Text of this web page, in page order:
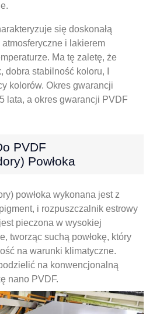
się doskonałą
i lakierem
Ma tę zaletę, że
dobra stabilność koloru, I
kolorów. Okres gwarancji
lata, a okres gwarancji PVDF
PVDF
Powłoka
powłoka wykonana jest z
i rozpuszczalnik estrowy
pieczona w wysokiej
tworząc suchą powłokę, który
na warunki klimatyczne.
na konwencjonalną
nano PVDF.